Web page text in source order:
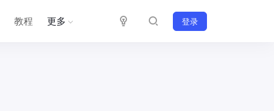
教程 更多 登录